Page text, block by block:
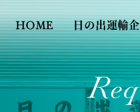
HOME 日の出運輸